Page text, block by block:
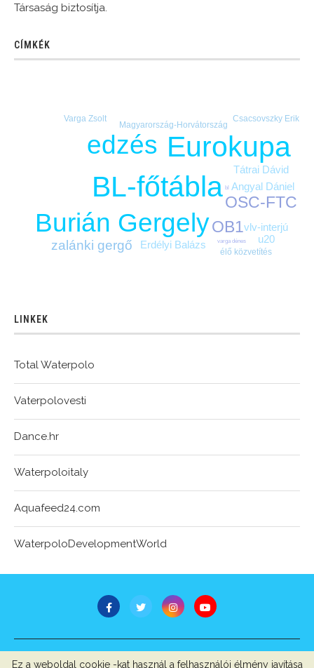
Társaság biztosítja.
CÍMKÉK
BL-főtábla
Eurokupa
Burián Gergely
edzés
OB1
OSC-FTC
zalánki gergő
Angyal Dániel
Erdélyi Balázs
Tátrai Dávid
u20
vlv-interjú
Csacsovszky Erik
Magyarország-Horvátország
Varga Zsolt
élő közvetítés
bl
varga dénes
LINKEK
Total Waterpolo
Vaterpolovesti
Dance.hr
Waterpoloitaly
Aquafeed24.com
WaterpoloDevelopmentWorld
STB Bt.
Ez a weboldal cookie -kat használ a felhasználói élmény javítása